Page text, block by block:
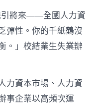
引將來——全國人力資
彈性。你的千紙鶴沒
。」校結業生失業辦
力資本市場、人力資
事企業以高頻次運